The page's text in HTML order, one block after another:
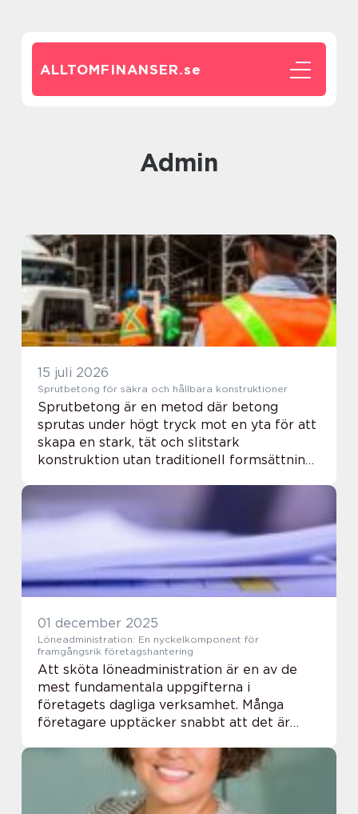
ALLTOMFINANSER.se
admin
15 juli 2026
Sprutbetong för säkra och hållbara konstruktioner
Sprutbetong är en metod där betong
sprutas under högt tryck mot en yta för att
skapa en stark, tät och slitstark
konstruktion utan traditionell formsättning.
01 december 2025
Löneadministration: En nyckelkomponent för
framgångsrik företagshantering
Att sköta löneadministration är en av de
mest fundamentala uppgifterna i
företagets dagliga verksamhet. Många
företagare upptäcker snabbt att det är